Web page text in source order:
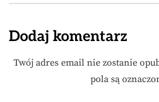
Dodaj komentarz
Twój adres email nie zostanie
pola są